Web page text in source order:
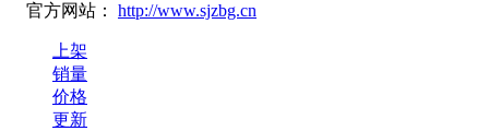
官方网站： http://www.sjzbg.cn
上架
销量
价格
更新